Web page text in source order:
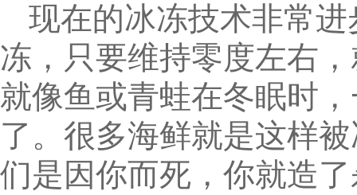
现在的冰冻技术非常
冻，只要维持零度左右
就像鱼或青蛙在冬眠时
了。很多海鲜就是这样
们是因你而死，你就造